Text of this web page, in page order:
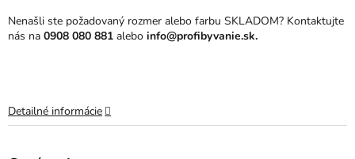
Nenašli ste požadovaný rozmer alebo farbu SKLADOM? Kontaktujte
nás na 0908 080 881 alebo info@profibyvanie.sk.
Detailné informácie